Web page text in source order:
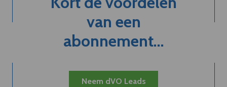
van een
abonnement...
Neem dVO Leads